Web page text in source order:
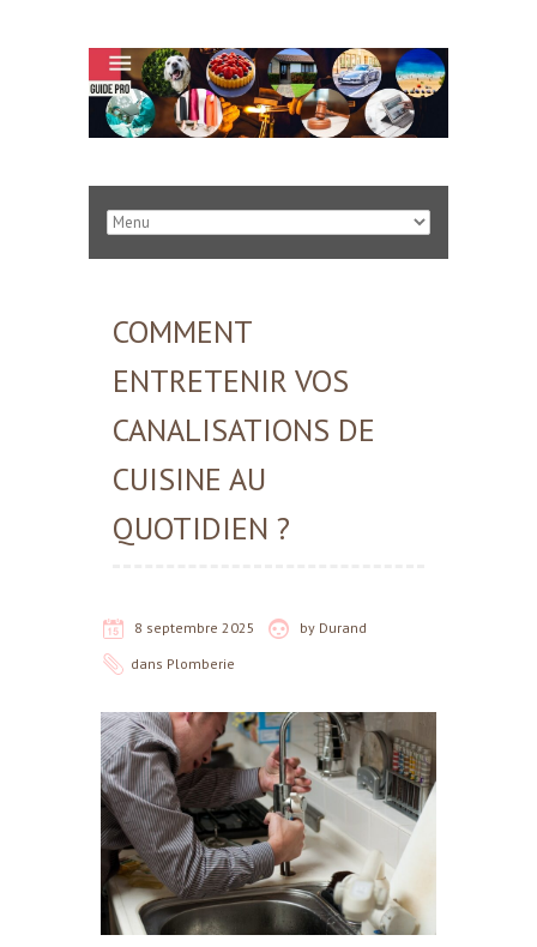
COMMENT
ENTRETENIR VOS
CANALISATIONS DE
CUISINE AU
QUOTIDIEN ?
8 septembre 2025 by Durand
dans Plomberie